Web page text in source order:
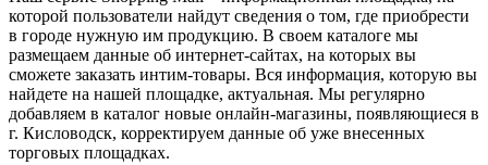
которой пользователи найдут сведения о том, где приобрести
в городе нужную им продукцию. В своем каталоге мы
размещаем данные об интернет-сайтах, на которых вы
сможете заказать интим-товары. Вся информация, которую вы
найдете на нашей площадке, актуальная. Мы регулярно
добавляем в каталог новые онлайн-магазины, появляющиеся в
г. Кисловодск, корректируем данные об уже внесенных
торговых площадках.